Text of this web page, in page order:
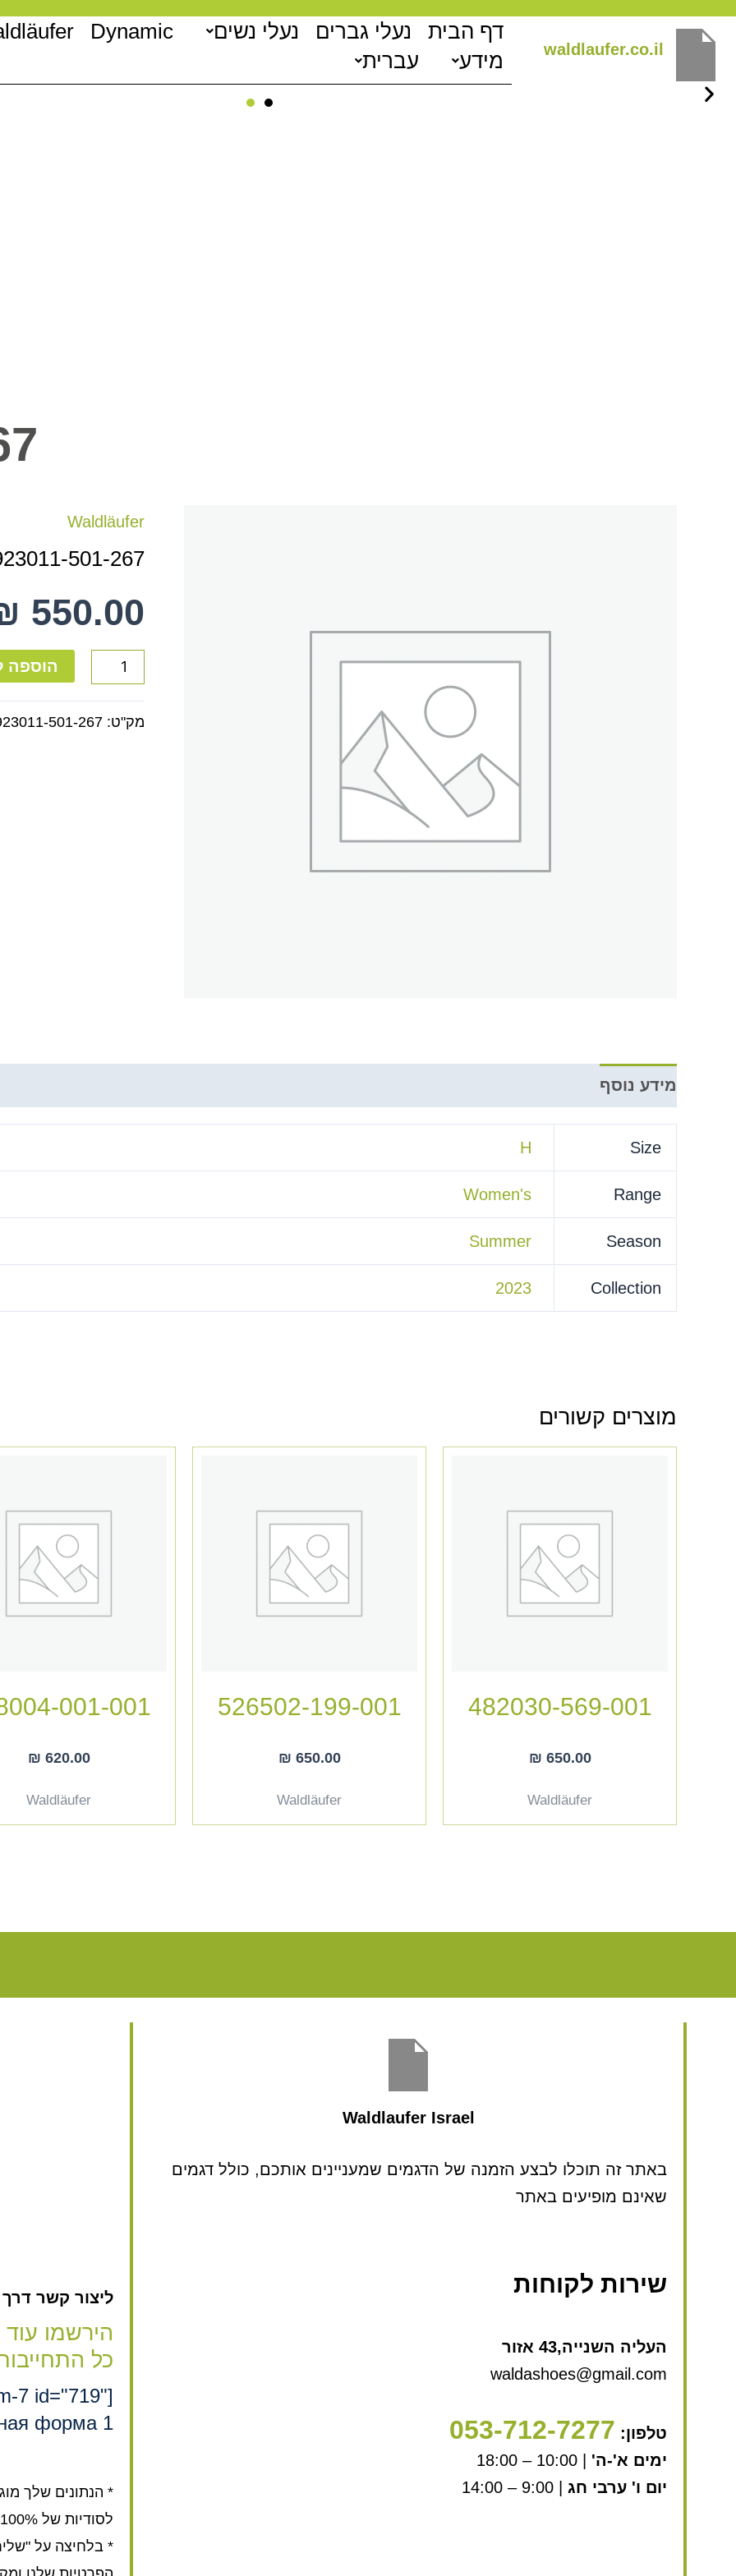
דילוג
לתוכן
waldlaufer.co.il
דף הבית נעלי גברים נעלי נשים Dynamic
מידע
עברית
Waldläufer
501-267
550.00
כמות
923011-
501-
267
הוספה
מק"ט: 501-267
מידע נוסף
Size
H
Range
Women's
Season
Summer
Collection
2023
מוצרים קשורים
482030-569-001
₪ 650.00
Waldläufer
526502-199-001
₪ 650.00
Waldläufer
001-001
₪ 620.00
Waldläufer
Waldlaufer Israel
באתר זה תוכלו לבצע הזמנה של הדגמים שמעניינים אותכם, כולל דגמים
שאינם מופיעים באתר
שירות לקוחות
העליה השנייה,43 אזור
waldashoes@gmail.com
טלפון: 053-712-7277
ימים א'-ה'
יום ו' ערבי חג
ליצור קשר דרך
הירשמו
כל
7 id="719"
форма 1"]
* הנתונים שלך
לסודיות של 100%.
* בלחיצה על